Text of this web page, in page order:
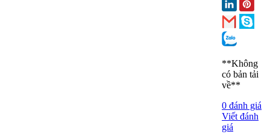
**Không
có bản tải
về**
0 đánh giá
Viết đánh
giá